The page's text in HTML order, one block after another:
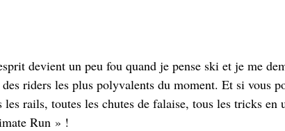
devient un peu fou quand je pense ski et je me
des riders les plus polyvalents du moment. Et si vous
les rails, toutes les chutes de falaise, tous les tricks
Run » !